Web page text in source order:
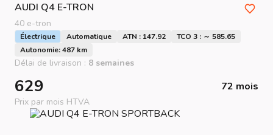
AUDI Q4 E-TRON
40 e-tron
Électrique Automatique ATN : 147.92
TCO 3 : ～ 585.65
Autonomie: 487 km
Délai de livraison : 8 semaines
629 72 mois
Prix par mois HTVA